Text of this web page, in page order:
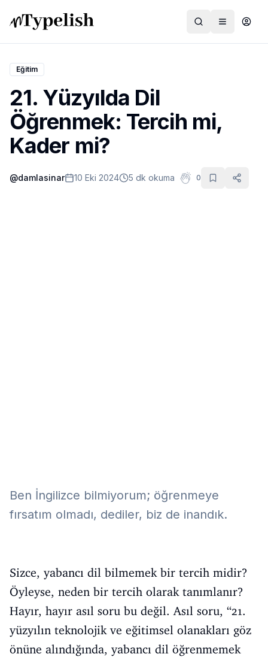
Dünya
Film ve Dizi
Kültür ve Sanat
Sağlık
Eğitim
21. Yüzyılda Dil
Öğrenmek: Tercih mi,
Kader mi?
@damlasinar 10 Eki 2024 5 dk okuma 0
Ben İngilizce bilmiyorum; öğrenmeye
fırsatım olmadı, dediler, biz de inandık.
Sizce, yabancı dil bilmemek bir tercih midir?
Öyleyse, neden bir tercih olarak tanımlanır?
Hayır, hayır asıl soru bu değil. Asıl soru, “21.
yüzyılın teknolojik ve eğitimsel olanakları göz
önüne alındığında, yabancı dil öğrenmemek